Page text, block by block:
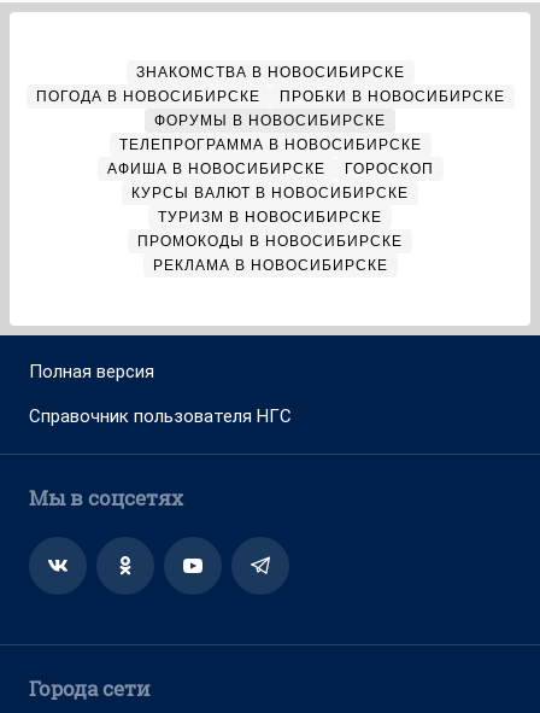
ЗНАКОМСТВА В НОВОСИБИРСКЕ
ПОГОДА В НОВОСИБИРСКЕ
ПРОБКИ В НОВОСИБИРСКЕ
ФОРУМЫ В НОВОСИБИРСКЕ
ТЕЛЕПРОГРАММА В НОВОСИБИРСКЕ
АФИША В НОВОСИБИРСКЕ
ГОРОСКОП
КУРСЫ ВАЛЮТ В НОВОСИБИРСКЕ
ТУРИЗМ В НОВОСИБИРСКЕ
ПРОМОКОДЫ В НОВОСИБИРСКЕ
РЕКЛАМА В НОВОСИБИРСКЕ
Полная версия
Справочник пользователя НГС
Мы в соцсетях
Города сети